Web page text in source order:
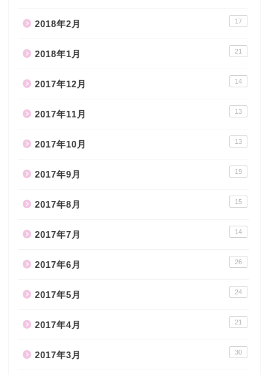
2018年2月 17
2018年1月 21
2017年12月 14
2017年11月 13
2017年10月 13
2017年9月 19
2017年8月 15
2017年7月 14
2017年6月 26
2017年5月 24
2017年4月 21
2017年3月 30